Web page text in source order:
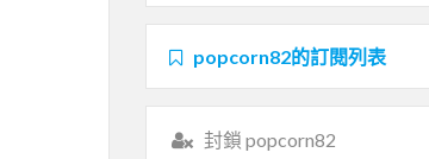
popcorn82的訂閱列表
封鎖 popcorn82